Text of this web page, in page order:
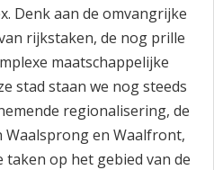
Denk aan de omvangrijke
rijkstaken, de nog prille
maatschappelijke
stad staan we nog steeds
regionalisering, de
en Waalfront,
op het gebied van de